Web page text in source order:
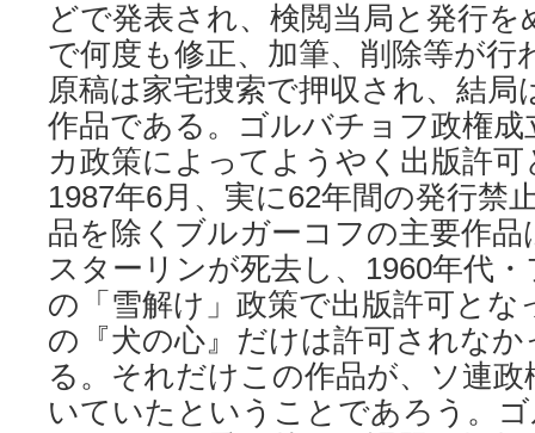
どで発表され、検閲当局と発行
で何度も修正、加筆、削除等が行
原稿は家宅捜索で押収され、結局
作品である。ゴルバチョフ政権
カ政策によってようやく出版許
1987年6月、実に62年間の発行禁
品を除くブルガーコフの主要作品
スターリンが死去し、1960年代
の「雪解け」政策で出版許可と
の『犬の心』だけは許可されな
る。それだけこの作品が、ソ連
いていたということであろう。